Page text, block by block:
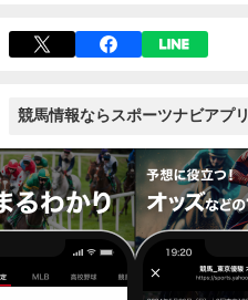
競馬情報ならスポーツナビアプリ